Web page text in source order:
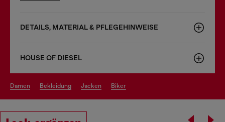
DETAILS, MATERIAL & PFLEGEHINWEISE
HOUSE OF DIESEL
damen bekleidung jacken biker